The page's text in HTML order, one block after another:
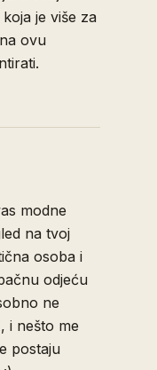
je više za
ovu
modne
na tvoj
osoba i
odjeću
ne
i nešto me
postaju